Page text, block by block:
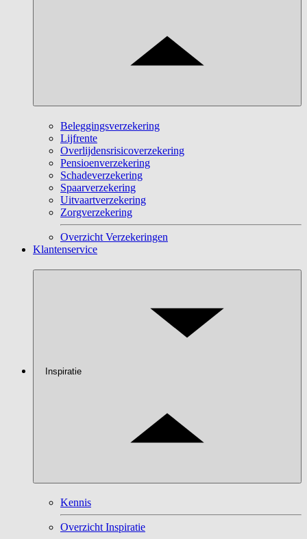
Beleggingsverzekering
Lijfrente
Overlijdensrisicoverzekering
Pensioenverzekering
Schadeverzekering
Spaarverzekering
Uitvaartverzekering
Zorgverzekering
Overzicht Verzekeringen
Klantenservice
Inspiratie
Kennis
Overzicht Inspiratie